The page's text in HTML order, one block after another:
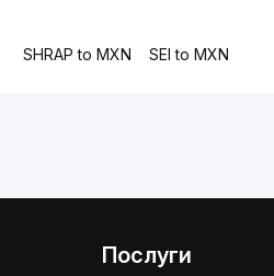
SHRAP to MXN SEI to MXN
Послуги